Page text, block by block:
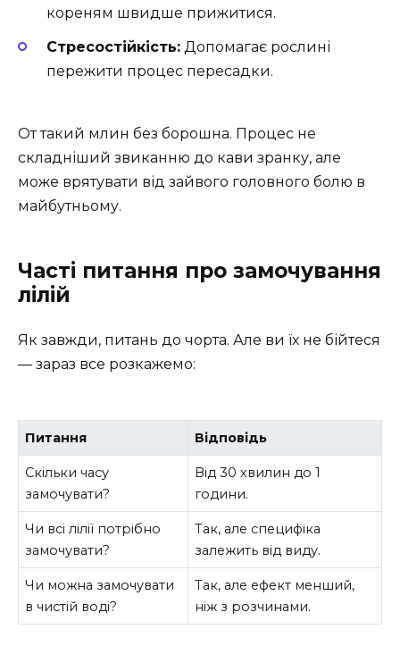
кореням швидше прижитися.
Стресостійкість: Допомагає рослині
пережити процес пересадки.
От такий млин без борошна. Процес не
складніший звиканню до кави зранку, але
може врятувати від зайвого головного болю в
майбутньому.
Часті питання про замочування
лілій
Як завжди, питань до чорта. Але ви їх не бійтеся
— зараз все розкажемо:
Питання Відповідь
Скільки часу
замочувати?
Від 30 хвилин до 1
години.
Чи всі лілії потрібно
замочувати?
Так, але специфіка
залежить від виду.
Чи можна замочувати
в чистій воді?
Так, але ефект менший,
ніж з розчинами.